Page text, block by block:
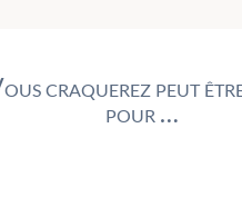
craquerez peut
pour …